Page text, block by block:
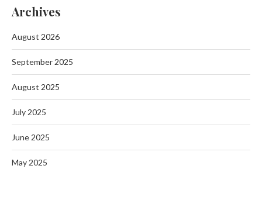
Archives
August 2026
September 2025
August 2025
July 2025
June 2025
May 2025